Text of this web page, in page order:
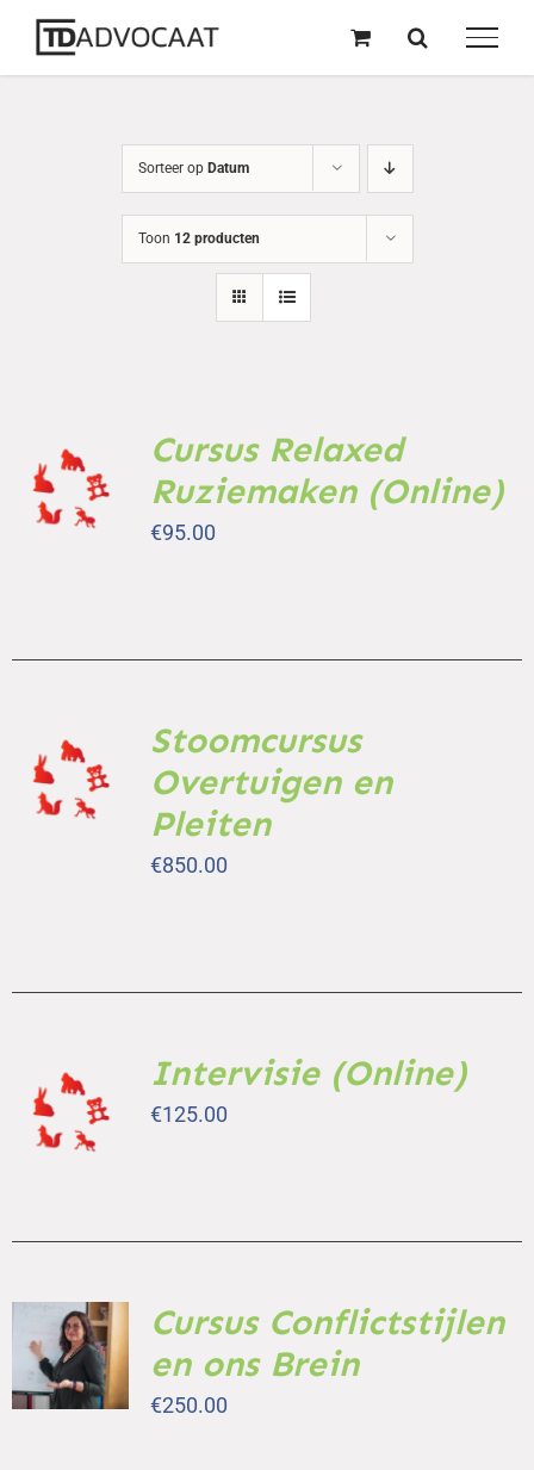
naar
inhoud
Sorteer op Datum
Toon 12 producten
AAN
WINKELWAGEN
Cursus Relaxed
Ruziemaken (Online)
€95.00
AAN
WINKELWAGEN
Stoomcursus
Overtuigen en
Pleiten
€850.00
AAN
WINKELWAGEN
Intervisie (Online)
€125.00
TOEVOEGEN
AAN
WINKELWAGEN
/
DETAILS
Cursus Conflictstijlen
en ons Brein
€250.00